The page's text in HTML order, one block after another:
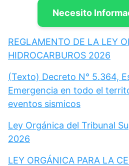
Necesito
REGLAMENTO DE LA LEY
HIDROCARBUROS 2026
(Texto) Decreto N° 5.364,
Emergencia en todo el
eventos sismicos
Ley Orgánica del Tribunal
2026
LEY ORGÁNICA PARA LA